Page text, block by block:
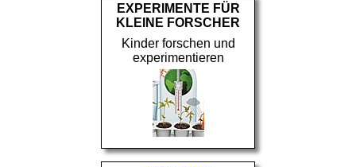
EXPERIMENTE FÜR
KLEINE FORSCHER
Kinder forschen und
experimentieren